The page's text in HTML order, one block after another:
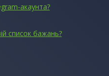
акаунта?
список бажань?